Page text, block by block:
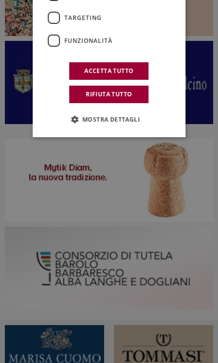
TARGETING
FUNZIONALITÀ
ACCETTA TUTTO
RIFIUTA TUTTO
MOSTRA DETTAGLI